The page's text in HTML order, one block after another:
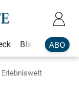
ABO
Blaulicht